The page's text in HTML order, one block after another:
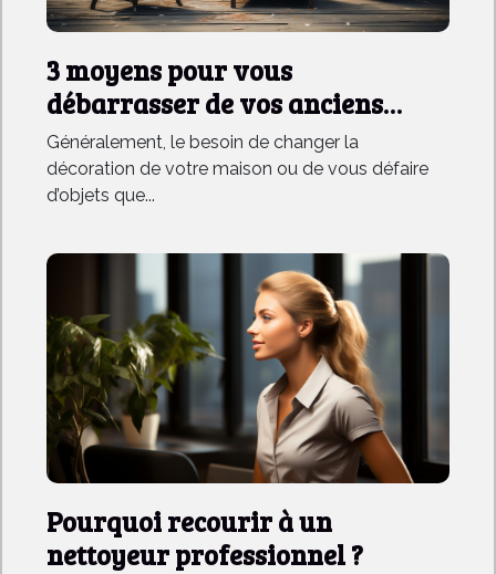
3 moyens pour vous
débarrasser de vos anciens
meubles
Généralement, le besoin de changer la
décoration de votre maison ou de vous défaire
d’objets que...
Pourquoi recourir à un
nettoyeur professionnel ?